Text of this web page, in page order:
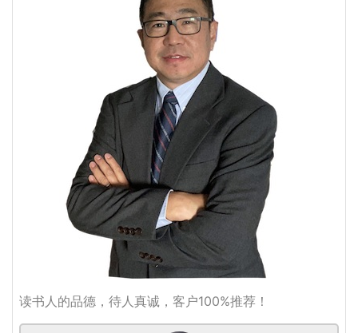
读书人的品德，待人真诚，客户100%推荐！